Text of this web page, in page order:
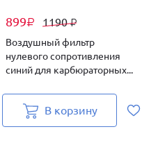
899₽ 1190₽
Воздушный фильтр
нулевого сопротивления
синий для карбюраторных...
В корзину